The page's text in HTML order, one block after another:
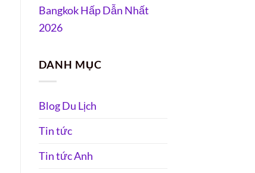
Bangkok Hấp Dẫn Nhất
2026
DANH MỤC
Blog Du Lịch
Tin tức
Tin tức Anh